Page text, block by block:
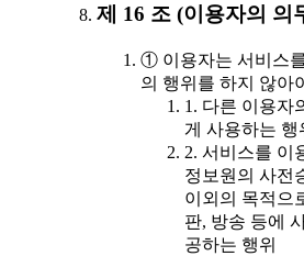
제 16 조 (이용자의 의
① 이용자는 서비스
의 행위를 하지 않아
1. 다른 이용자
게 사용하는 행
2. 서비스를 이
정보원의 사전
이외의 목적으
판, 방송 등에
공하는 행위